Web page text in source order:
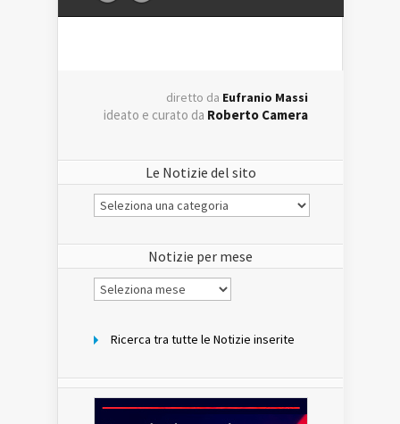
diretto da Eufranio Massi
ideato e curato da Roberto Camera
Le Notizie del sito
Le
Notizie
Notizie per mese
Notizie
per
Ricerca tra tutte le Notizie inserite